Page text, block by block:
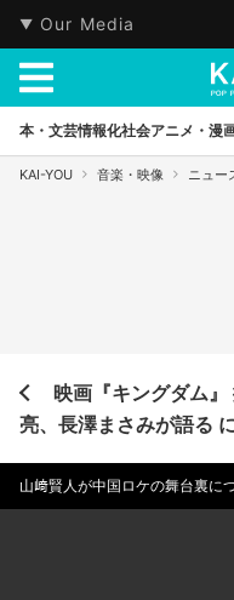
Our Media
本・文芸情報化社会アニメ・漫
KAI-YOU 音楽・映像 ニュー
映画『キングダム
亮、長澤まさみが語る
山﨑賢人が中国ロケの舞台裏に